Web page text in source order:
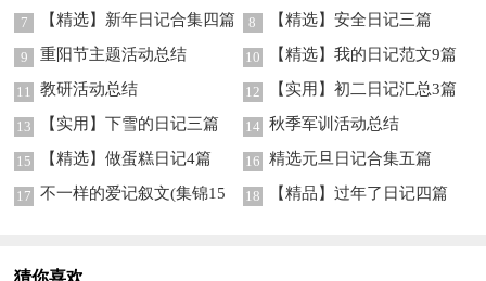
篇
7 【精选】新年日记合集四篇 8 【精选】安全日记三篇
9 重阳节主题活动总结 10 【精选】我的日记范文9篇
11 教研活动总结 12 【实用】初二日记汇总3篇
13 【实用】下雪的日记三篇 14 秋季军训活动总结
15 【精选】做蛋糕日记4篇 16 精选元旦日记合集五篇
17
不一样的爱记叙文(集锦15
18 【精品】过年了日记四篇
猜你喜欢